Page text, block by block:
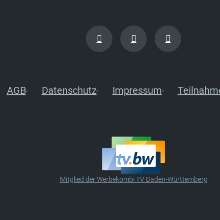
AGB Datenschutz Impressum
Mitglied der Werbekombi TV Baden-Württemberg